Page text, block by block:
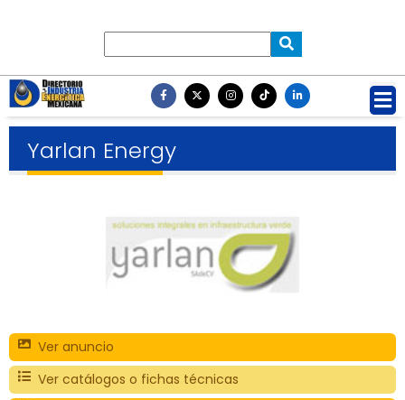
Yarlan Energy
Ver anuncio
Ver catálogos o fichas técnicas